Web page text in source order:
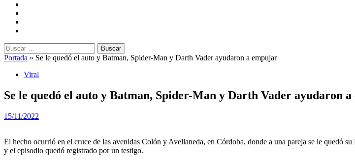
Buscar:
Portada » Se le quedó el auto y Batman, Spider-Man y Darth Vader ayudaron a empujar
Viral
Se le quedó el auto y Batman, Spider-Man y Darth Vader ayudaron
15/11/2022
El hecho ocurrió en el cruce de las avenidas Colón y Avellaneda, en Córdoba, donde a una pareja se le quedó
y el episodio quedó registrado por un testigo.